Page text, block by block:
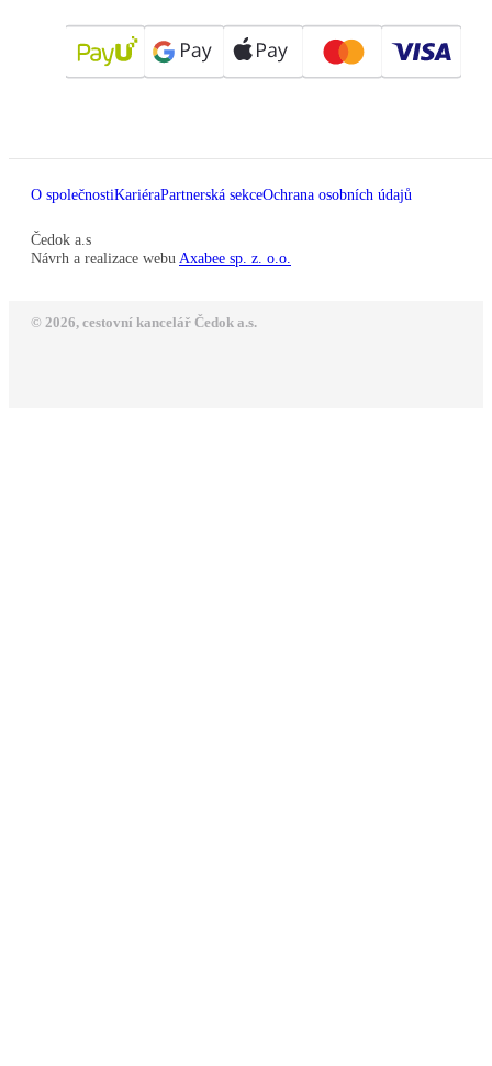
O společnostiKariéraPartnerská sekceOchrana osobních údajů
Čedok a.s
Návrh a realizace webu Axabee sp. z. o.o.
© 2026, cestovní kancelář Čedok a.s.